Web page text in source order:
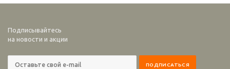
Подписывайтесь
на новости и акции